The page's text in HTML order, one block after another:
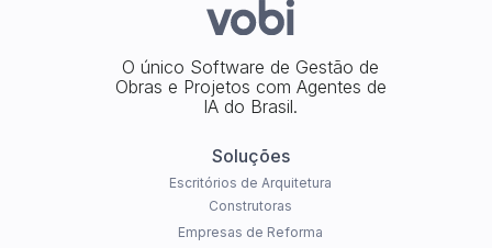
O único Software de Gestão de
Obras e Projetos com Agentes de
IA do Brasil.
Soluções
Escritórios de Arquitetura
Construtoras
Empresas de Reforma